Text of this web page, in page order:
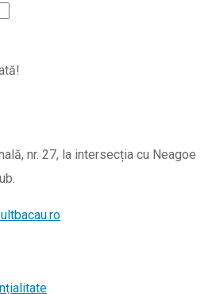
nr. 27, la intersecția cu Neagoe